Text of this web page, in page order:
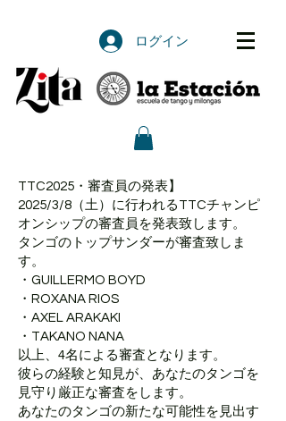
ログイン
TTC2025・審査員の発表】
2025/3/8（土）に行われるTTCチャンピ
オンシップの審査員を発表致します。
タンゴのトップサンダーが審査致しま
す。
・GUILLERMO BOYD
・ROXANA RIOS
・AXEL ARAKAKI
・TAKANO NANA
以上、4名による審査となります。
彼らの経験と知見が、あなたのタンゴを
見守り厳正な審査をします。
あなたのタンゴの新たな可能性を見出す